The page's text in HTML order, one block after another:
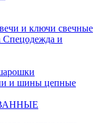
и ключи свечные
Спецодежда и
и шины цепные